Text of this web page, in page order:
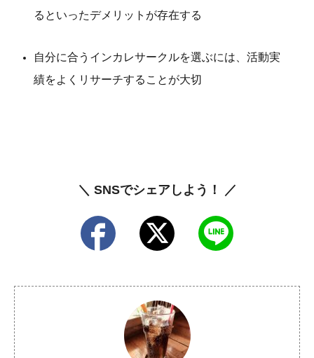
るといったデメリットが存在する
自分に合うインカレサークルを選ぶには、活動実
績をよくリサーチすることが大切
＼ SNSでシェアしよう！ ／